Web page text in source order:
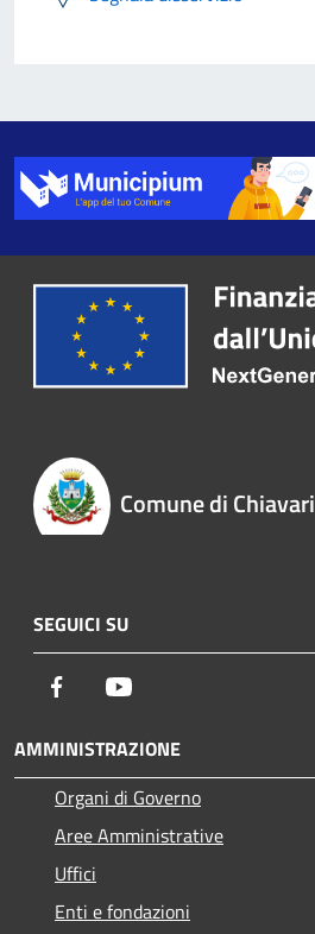
Comune di Chiavari
SEGUICI SU
Facebook
AMMINISTRAZIONE
Organi di Governo
Aree Amministrative
Uffici
Enti e fondazioni